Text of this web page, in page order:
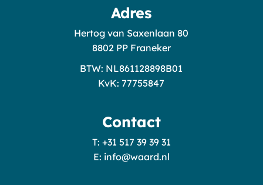
Adres
Hertog van Saxenlaan 80
8802 PP Franeker
BTW: NL861128898B01
KvK: 77755847
Contact
T: +31 517 39 39 31
E: info@waard.nl